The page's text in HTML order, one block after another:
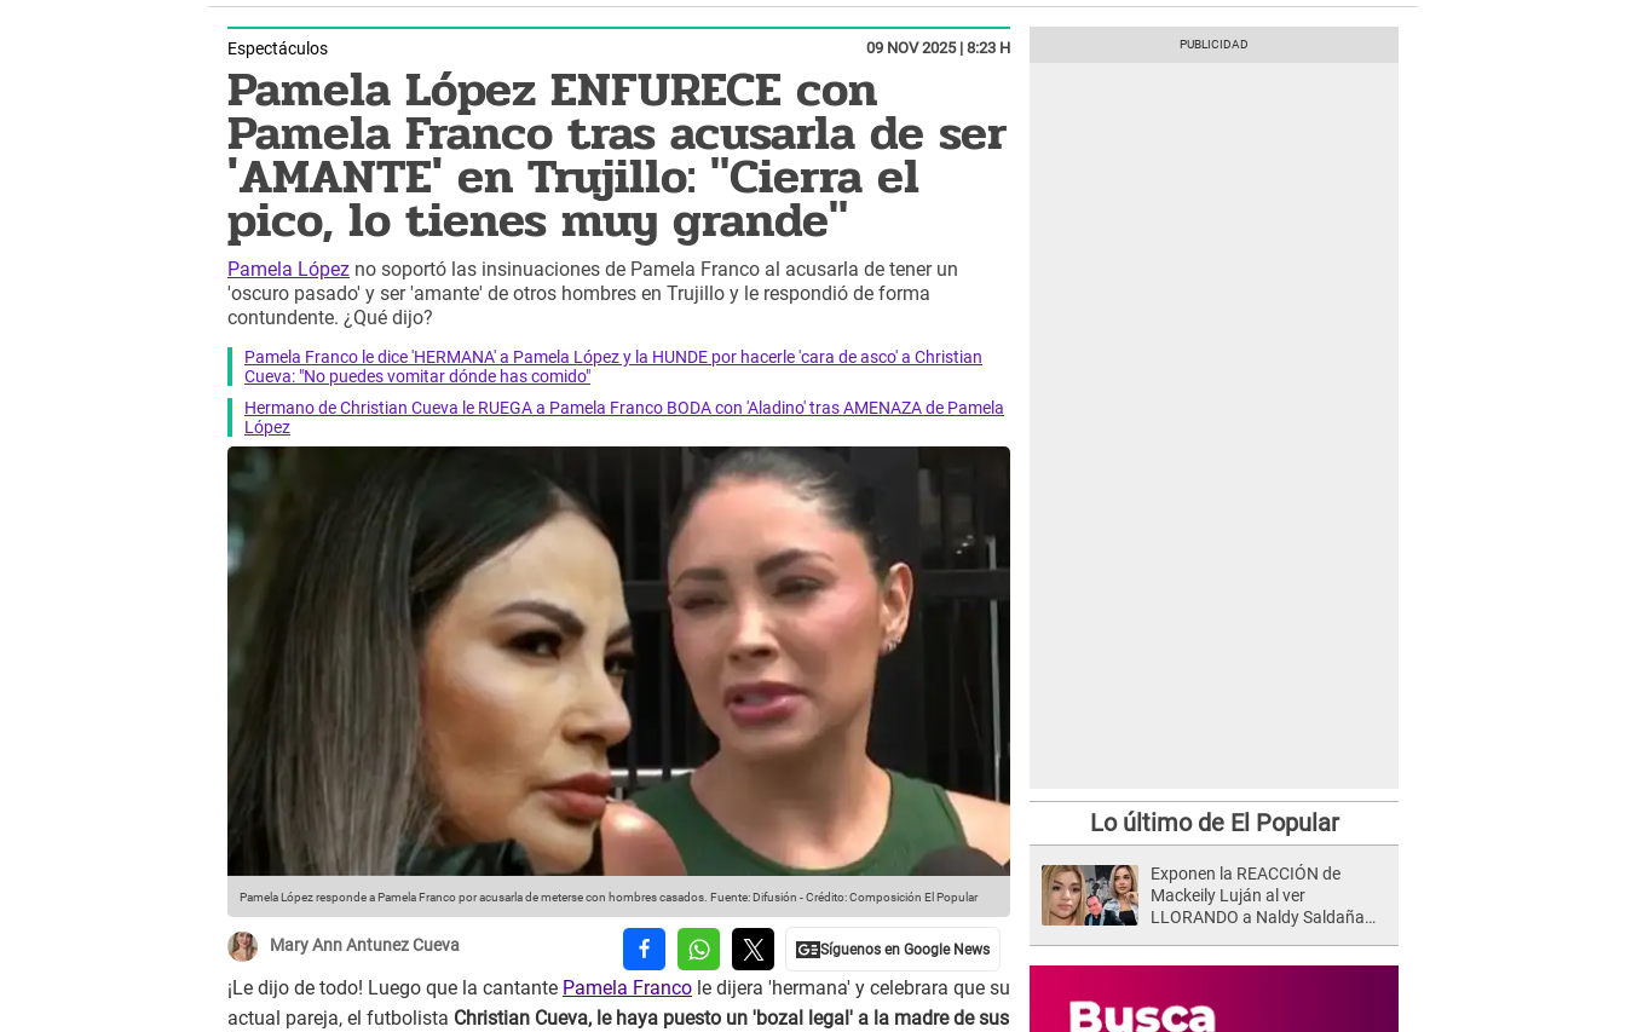
Espectáculos 09 NOV 2025 | 8:23 H
Pamela López ENFURECE con
Pamela Franco tras acusarla de ser
'AMANTE' en Trujillo: "Cierra el
pico, lo tienes muy grande"
Pamela López no soportó las insinuaciones de Pamela Franco al acusarla de tener un
'oscuro pasado' y ser 'amante' de otros hombres en Trujillo y le respondió de forma
contundente. ¿Qué dijo?
Pamela Franco le dice 'HERMANA' a Pamela López y la HUNDE por hacerle 'cara de asco' a Christian
Cueva: "No puedes vomitar dónde has comido"
Hermano de Christian Cueva le RUEGA a Pamela Franco BODA con 'Aladino' tras AMENAZA de Pamela
López
Pamela López responde a Pamela Franco por acusarla de meterse con hombres casados. Fuente: Difusión -Crédito: Composición El Popular
Mary Ann Antunez Cueva
¡Le dijo de todo! Luego que la cantante Pamela Franco le dijera 'hermana' y celebrara que su
actual pareja, el futbolista Christian Cueva, le haya puesto un 'bozal legal' a la madre de sus
Lo último de El Popular
Exponen la REACCIÓN de
Mackeily Luján al ver
LLORANDO a Naldy Saldaña